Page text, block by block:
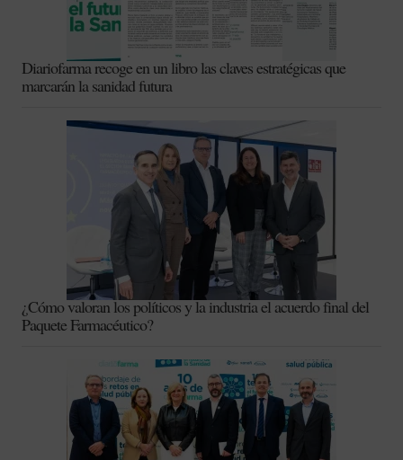
Diariofarma recoge en un libro las claves estratégicas que
marcarán la sanidad futura
¿Cómo valoran los políticos y la industria el acuerdo final del
Paquete Farmacéutico?